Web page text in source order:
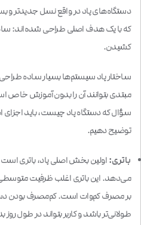
دستگاه‌های پاد در واقع نسل جدیدتر و
که با یک هدف اصلی طراحی شده‌اند:
کشیدن.
ساختار پاد سیستم‌ها بسیار ساده طراحی
مبتدی بتوانند آن را بدون آموزش خاص
سؤال که دستگاه پاد چیست، باید
توضیح دهیم.
باتری:اولین بخش اصلی پاد، باتری است
می‌دهد. این باتری اغلب ظرفیت
بر مصرف کم‌وات است. کم‌مصرف بودن
طولانی‌تر باشد و کاربر بتواند در طول